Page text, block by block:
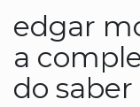
edgar
a
do